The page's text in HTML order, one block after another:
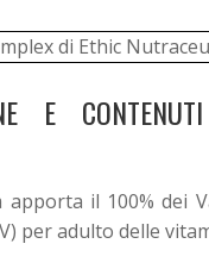
E
apporta il 100% dei
per adulto delle